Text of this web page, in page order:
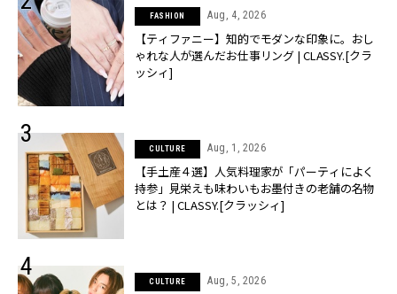
FASHION Aug, 4, 2026
【ティファニー】知的でモダンな印象に。おし
ゃれな人が選んだお仕事リング | CLASSY.[クラ
ッシィ]
CULTURE Aug, 1, 2026
【手土産４選】人気料理家が「パーティによく
持参」見栄えも味わいもお墨付きの老舗の名物
とは？ | CLASSY.[クラッシィ]
CULTURE Aug, 5, 2026